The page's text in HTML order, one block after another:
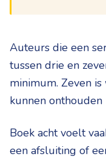
Auteurs die een
tussen drie en
minimum. Zeven
kunnen onthouden
Boek acht voelt
een afsluiting of